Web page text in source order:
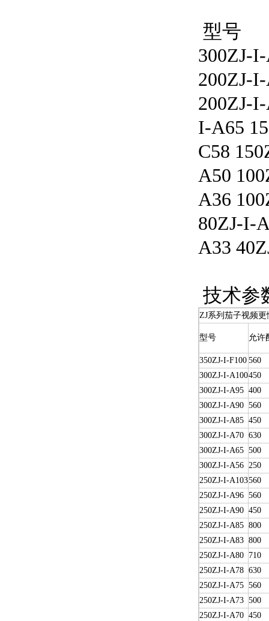
型号
300ZJ-
200ZJ-
200ZJ-
I-A65
C58
A50
A36
80ZJ-I-
A33
技术参
ZJ系列茄子视频
型号 允许
350ZJ-I-F100 560
300ZJ-I-A100450
300ZJ-I-A95 400
300ZJ-I-A90 560
300ZJ-I-A85 450
300ZJ-I-A70 630
300ZJ-I-A65 500
300ZJ-I-A56 250
250ZJ-I-A103560
250ZJ-I-A96 560
250ZJ-I-A90 450
250ZJ-I-A85 800
250ZJ-I-A83 800
250ZJ-I-A80 710
250ZJ-I-A78 630
250ZJ-I-A75 560
250ZJ-I-A73 500
250ZJ-I-A70 450